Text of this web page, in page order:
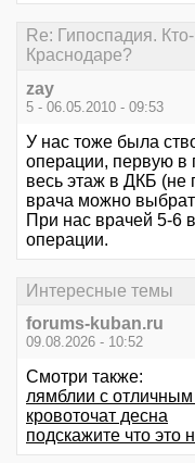
Re: Гипоспадия.
Краснодаре?
zay
5 - 06.05.2010 - 09:53
У нас тоже была
операции, первую в
весь этаж в ДКБ (не
врача можно
При нас врачей 5-6
операции.
Интересные темы
forums-kuban.ru
09.08.2026 - 10:52
Смотри также:
лямблии с
кровоточат десна
подскажите что это